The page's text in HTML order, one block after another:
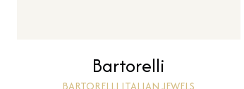
Bartorelli
BARTORELLI ITALIAN JEWELS